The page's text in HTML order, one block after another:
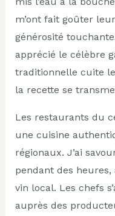
m’ont fait goûter
générosité
apprécié le célèbre
traditionnelle cuite
la recette se
Les restaurants du
une cuisine
régionaux. J’ai
pendant des heures,
vin local. Les chefs
auprès des